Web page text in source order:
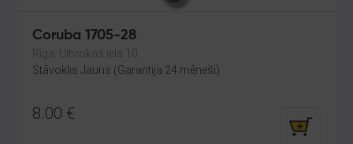
Coruba 1705-28
Rīga, Ulbrokas iela 10
Stāvoklis Jauns (Garantija 24 mēneši)
8.00 €